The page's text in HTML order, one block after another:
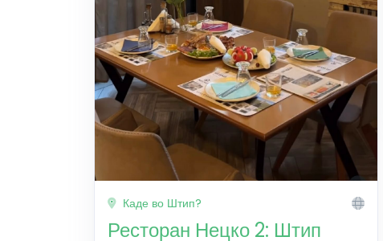
Каде во Штип?
Ресторан Нецко 2: Штип